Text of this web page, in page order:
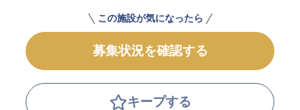
この施設が気になったら
募集状況を確認する
キープする